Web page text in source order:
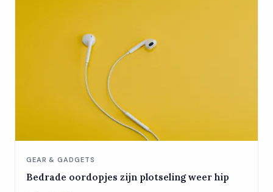
GEAR & GADGETS
Bedrade oordopjes zijn plotseling weer hip